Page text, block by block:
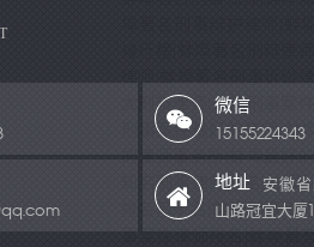
大刑辩律师|蚌埠刑事案
刑事案件最好的律师|蚌
的律师事务所|蚌埠最好
知名刑事律师排名|蚌埠
排名前十名|蚌埠刑事律
事案件律师排名|蚌埠最
微信
15155224343
地址
安徽
山路冠宜大厦